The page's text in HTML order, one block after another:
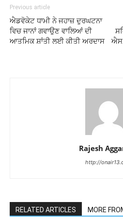
Previous article
ਐਡਵੋਕੇਟ ਧਾਮੀ ਨੇ ਜਹਾਜ਼ ਦੁਰਘਟਨਾ
ਵਿਚ ਜਾਨਾਂ ਗਵਾਉਣ ਵਾਲਿਆਂ ਦੀ
ਆਤਮਿਕ ਸ਼ਾਂਤੀ ਲਈ ਕੀਤੀ ਅਰਦਾਸ
Rajesh
http://
RELATED ARTICLES MORE